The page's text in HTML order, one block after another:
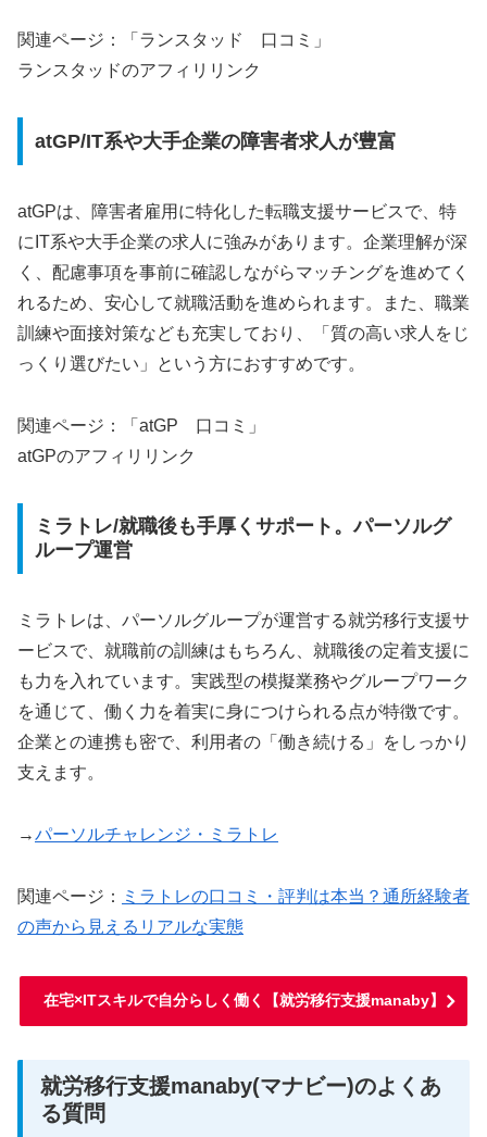
関連ページ：「ランスタッド 口コミ」
ランスタッドのアフィリリンク
atGP/IT系や大手企業の障害者求人が豊富
atGPは、障害者雇用に特化した転職支援サービスで、特
にIT系や大手企業の求人に強みがあります。企業理解が深
く、配慮事項を事前に確認しながらマッチングを進めてく
れるため、安心して就職活動を進められます。また、職業
訓練や面接対策なども充実しており、「質の高い求人をじ
っくり選びたい」という方におすすめです。
関連ページ：「atGP 口コミ」
atGPのアフィリリンク
ミラトレ/就職後も手厚くサポート。パーソルグ
ループ運営
ミラトレは、パーソルグループが運営する就労移行支援サ
ービスで、就職前の訓練はもちろん、就職後の定着支援に
も力を入れています。実践型の模擬業務やグループワーク
を通じて、働く力を着実に身につけられる点が特徴です。
企業との連携も密で、利用者の「働き続ける」をしっかり
支えます。
→パーソルチャレンジ・ミラトレ
関連ページ：
ミラトレの口コミ・評判は本当？通所経験者
の声から見えるリアルな実態
在宅×ITスキルで自分らしく働く【就労移行支援manaby】
就労移行支援manaby(マナビー)のよくあ
る質問